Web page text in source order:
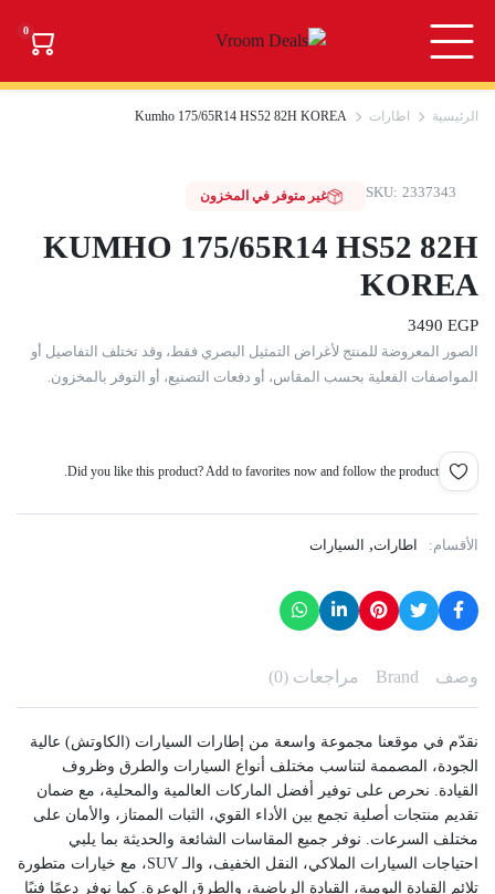
0
الرئيسية اطارات Kumho 175/65R14 HS52 82H KOREA
SKU: 2337343 غير متوفر في المخزون
KUMHO 175/65R14 HS52 82H
KOREA
3490 EGP
الصور المعروضة للمنتج لأغراض التمثيل البصري فقط، وقد تختلف التفاصيل أو
المواصفات الفعلية بحسب المقاس، أو دفعات التصنيع، أو التوفر بالمخزون.
Did you like this product? Add to favorites now and follow the product.
الأقسام: اطارات, السيارات
وصف Brand مراجعات (0)
نقدّم في موقعنا مجموعة واسعة من إطارات السيارات (الكاوتش) عالية
الجودة، المصممة لتناسب مختلف أنواع السيارات والطرق وظروف
القيادة. نحرص على توفير أفضل الماركات العالمية والمحلية، مع ضمان
تقديم منتجات أصلية تجمع بين الأداء القوي، الثبات الممتاز، والأمان على
مختلف السرعات. نوفر جميع المقاسات الشائعة والحديثة بما يلبي
احتياجات السيارات الملاكي، النقل الخفيف، والـ SUV، مع خيارات متطورة
تلائم القيادة اليومية، القيادة الرياضية، والطرق الوعرة. كما نوفر دعمًا فنيًا